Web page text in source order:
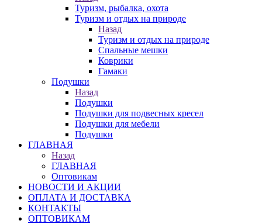
Туризм, рыбалка, охота
Туризм и отдых на природе
Назад
Туризм и отдых на природе
Спальные мешки
Коврики
Гамаки
Подушки
Назад
Подушки
Подушки для подвесных кресел
Подушки для мебели
Подушки
ГЛАВНАЯ
Назад
ГЛАВНАЯ
Оптовикам
НОВОСТИ И АКЦИИ
ОПЛАТА И ДОСТАВКА
КОНТАКТЫ
ОПТОВИКАМ